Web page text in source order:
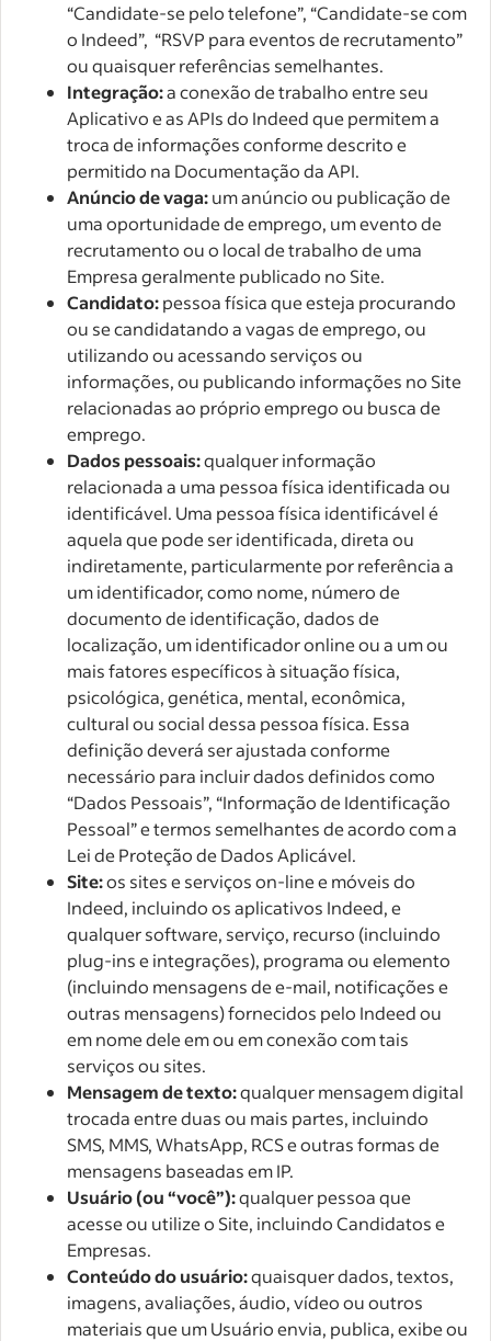
“Candidate-se pelo telefone”, “Candidate-se com
o Indeed”, “RSVP para eventos de recrutamento”
ou quaisquer referências semelhantes.
Integração:a conexão de trabalho entre seu
Aplicativo e as APIs do Indeed que permitem a
troca de informações conforme descrito e
permitido na Documentação da API.
Anúncio de vaga:um anúncio ou publicação de
uma oportunidade de emprego, um evento de
recrutamento ou o local de trabalho de uma
Empresa geralmente publicado no Site.
Candidato:pessoa física que esteja procurando
ou se candidatando a vagas de emprego, ou
utilizando ou acessando serviços ou
informações, ou publicando informações no Site
relacionadas ao próprio emprego ou busca de
emprego.
Dados pessoais:qualquer informação
relacionada a uma pessoa física identificada ou
identificável. Uma pessoa física identificável é
aquela que pode ser identificada, direta ou
indiretamente, particularmente por referência a
um identificador, como nome, número de
documento de identificação, dados de
localização, um identificador online ou a um ou
mais fatores específicos à situação física,
psicológica, genética, mental, econômica,
cultural ou social dessa pessoa física. Essa
definição deverá ser ajustada conforme
necessário para incluir dados definidos como
“Dados Pessoais”, “Informação de Identificação
Pessoal” e termos semelhantes de acordo com a
Lei de Proteção de Dados Aplicável.
Site:os sites e serviços on-line e móveis do
Indeed, incluindo os aplicativos Indeed, e
qualquer software, serviço, recurso (incluindo
plug-ins e integrações), programa ou elemento
(incluindo mensagens de e-mail, notificações e
outras mensagens) fornecidos pelo Indeed ou
em nome dele em ou em conexão com tais
serviços ou sites.
Mensagem de texto:qualquer mensagem digital
trocada entre duas ou mais partes, incluindo
SMS, MMS, WhatsApp, RCS e outras formas de
mensagens baseadas em IP.
Usuário (ou “você”):qualquer pessoa que
acesse ou utilize o Site, incluindo Candidatos e
Empresas.
Conteúdo do usuário:quaisquer dados, textos,
imagens, avaliações, áudio, vídeo ou outros
materiais que um Usuário envia, publica, exibe ou